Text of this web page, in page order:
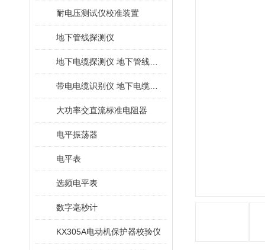
耐电压测试仪校准装置
地下管线探测仪
大功率交直流标准电阻器
电平振荡器
电平表
选频电平表
数字毫秒计
KX305A电动机保护器校验仪